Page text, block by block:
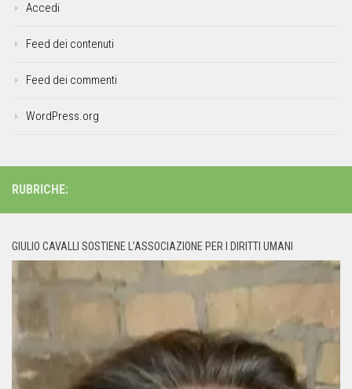
Accedi
Feed dei contenuti
Feed dei commenti
WordPress.org
RUBRICHE:
GIULIO CAVALLI SOSTIENE L’ASSOCIAZIONE PER I DIRITTI UMANI